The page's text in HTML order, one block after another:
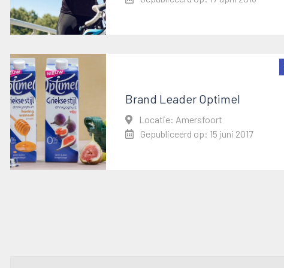
Brand Leader Optimel
Locatie: Amersfoort
Gepubliceerd op: 15 juni 2017